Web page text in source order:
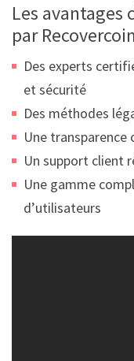
Les avantages
par
Des experts
et sécurité
Des méthodes
Une transparence
Un support client
Une gamme
d’utilisateurs